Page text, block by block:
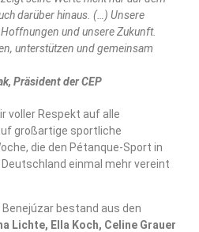
darüber hinaus. (…) Unsere
und unsere Zukunft.
unterstützen und gemeinsam
Präsident der CEP
voller Respekt auf alle
großartige sportliche
die den Pétanque-Sport in
Deutschland einmal mehr vereint
bestand aus den
Lichte, Ella Koch, Celine Grauer